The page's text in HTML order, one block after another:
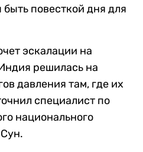
повесткой дня для
эскалации на
решилась на
давления там, где их
специалист по
национального